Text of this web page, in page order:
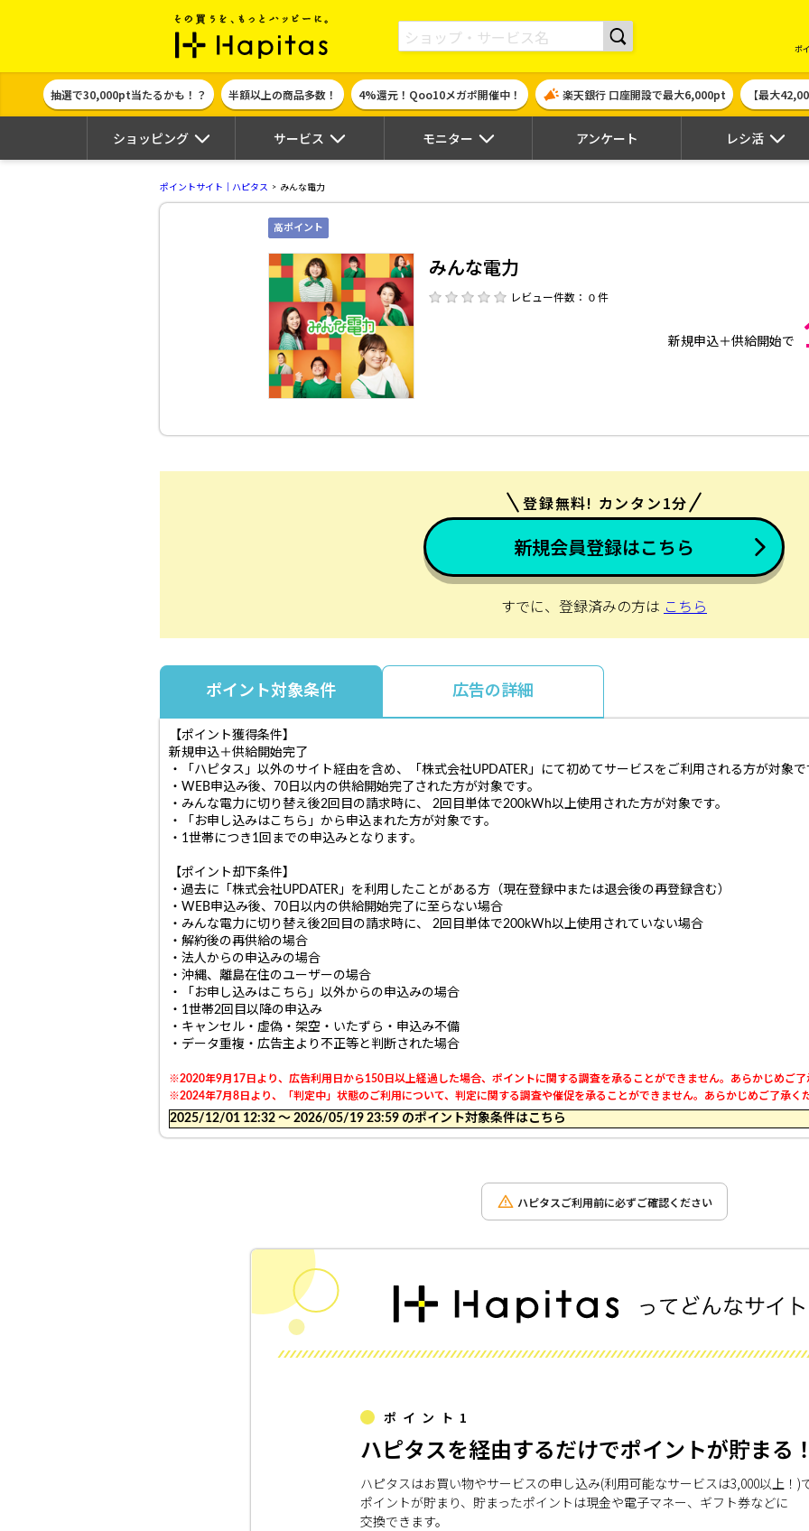
ポイント貯めて現金やギフト券に交換できるポイントサイト | ハピタス
ポ
抽選で30,000pt当たるかも！？ 半額以上の商品多数！ 4%還元！Qoo10メガポ開催中！ 楽天銀行 口座開設で最大6,000pt 【最大
ショッピング サービス モニター アンケート レシ活
ポイントサイト｜ハピタス みんな電力
高ポイント
みんな電力
レビュー件数： 0 件
新規申込＋供給開始で
登録無料! カンタン1分
新規会員登録はこちら
すでに、登録済みの方は こちら
ポイント対象条件 広告の詳細
【ポイント獲得条件】
新規申込＋供給開始完了
・「ハピタス」以外のサイト経由を含め、「株式会社UPDATER」にて初めてサービスをご利用される方が対象で
・WEB申込み後、70日以内の供給開始完了された方が対象です。
・みんな電力に切り替え後2回目の請求時に、 2回目単体で200kWh以上使用された方が対象です。
・「お申し込みはこちら」から申込まれた方が対象です。
・1世帯につき1回までの申込みとなります。
【ポイント却下条件】
・過去に「株式会社UPDATER」を利用したことがある方（現在登録中または退会後の再登録含む）
・WEB申込み後、70日以内の供給開始完了に至らない場合
・みんな電力に切り替え後2回目の請求時に、 2回目単体で200kWh以上使用されていない場合
・解約後の再供給の場合
・法人からの申込みの場合
・沖縄、離島在住のユーザーの場合
・「お申し込みはこちら」以外からの申込みの場合
・1世帯2回目以降の申込み
・キャンセル・虚偽・架空・いたずら・申込み不備
・データ重複・広告主より不正等と判断された場合
※2020年9月17日より、広告利用日から150日以上経過した場合、ポイントに関する調査を承ることができません。あらかじめご了
※2024年7月8日より、「判定中」状態のご利用について、判定に関する調査や催促を承ることができません。あらかじめご了承く
2025/12/01 12:32 〜 2026/05/19 23:59 のポイント対象条件はこちら
ハピタスご利用前に必ずご確認ください
ポイント1
ハピタスを経由するだけでポイントが貯まる
ハピタスはお買い物やサービスの申し込み(利用可能なサービスは3,000以上！)
ポイントが貯まり、貯まったポイントは現金や電子マネー、ギフト券などに
交換できます。